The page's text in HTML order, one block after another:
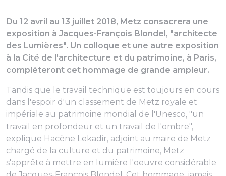
Du 12 avril au 13 juillet 2018, Metz consacrera une
exposition à Jacques-François Blondel, "architecte
des Lumières". Un colloque et une autre exposition
à la Cité de l'architecture et du patrimoine, à Paris,
compléteront cet hommage de grande ampleur.
Tandis que le travail technique est toujours en cours
dans l'espoir d'un classement de Metz royale et
impériale au patrimoine mondial de l'Unesco, "un
travail en profondeur et un travail de l'ombre",
explique Hacène Lekadir, adjoint au maire de Metz
chargé de la culture et du patrimoine, Metz
s'apprête à mettre en lumière l'oeuvre considérable